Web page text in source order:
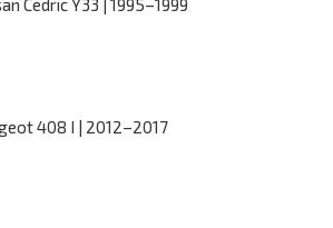
Cedric Y33 | 1995–1999
408 I | 2012–2017